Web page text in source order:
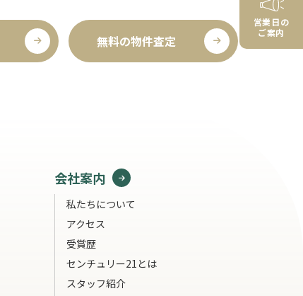
無料の物件査定
会社案内
私たちについて
アクセス
受賞歴
センチュリー21とは
スタッフ紹介
営業日の
ご案内